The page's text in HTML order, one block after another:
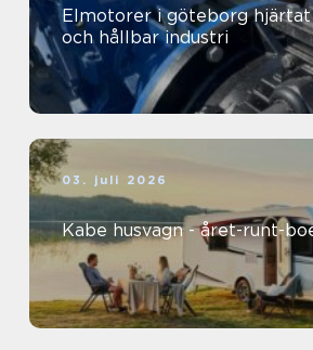
Elmotorer i göteborg hjärtat i en effektiv
och hållbar industri
03. juli 2026
Kabe husvagn - året-runt-